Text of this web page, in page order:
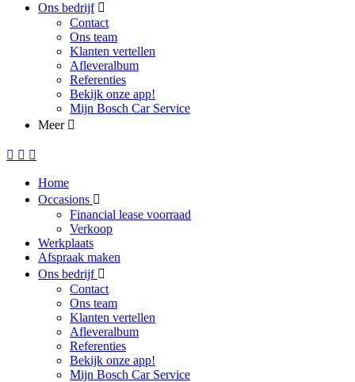
Ons bedrijf
Contact
Ons team
Klanten vertellen
Afleveralbum
Referenties
Bekijk onze app!
Mijn Bosch Car Service
Meer
Home
Occasions
Financial lease voorraad
Verkoop
Werkplaats
Afspraak maken
Ons bedrijf
Contact
Ons team
Klanten vertellen
Afleveralbum
Referenties
Bekijk onze app!
Mijn Bosch Car Service